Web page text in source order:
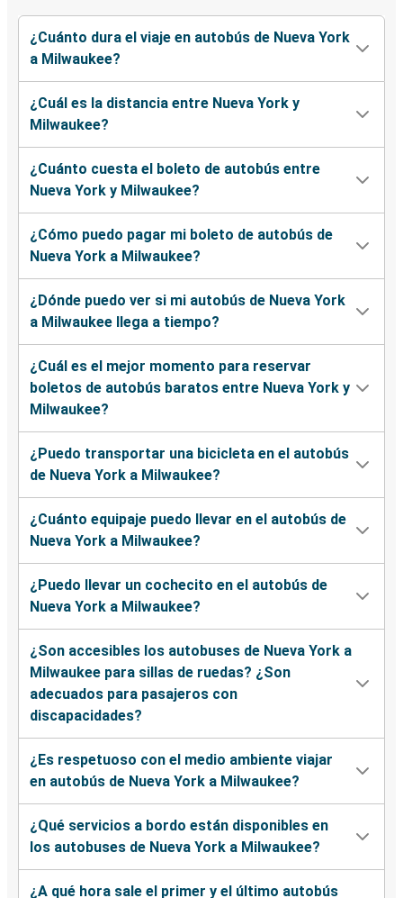
¿Cuánto dura el viaje en autobús de Nueva York
a Milwaukee?
¿Cuál es la distancia entre Nueva York y
Milwaukee?
¿Cuánto cuesta el boleto de autobús entre
Nueva York y Milwaukee?
¿Cómo puedo pagar mi boleto de autobús de
Nueva York a Milwaukee?
¿Dónde puedo ver si mi autobús de Nueva York
a Milwaukee llega a tiempo?
¿Cuál es el mejor momento para reservar
boletos de autobús baratos entre Nueva York y
Milwaukee?
¿Puedo transportar una bicicleta en el autobús
de Nueva York a Milwaukee?
¿Cuánto equipaje puedo llevar en el autobús de
Nueva York a Milwaukee?
¿Puedo llevar un cochecito en el autobús de
Nueva York a Milwaukee?
¿Son accesibles los autobuses de Nueva York a
Milwaukee para sillas de ruedas? ¿Son
adecuados para pasajeros con
discapacidades?
¿Es respetuoso con el medio ambiente viajar
en autobús de Nueva York a Milwaukee?
¿Qué servicios a bordo están disponibles en
los autobuses de Nueva York a Milwaukee?
¿A qué hora sale el primer y el último autobús